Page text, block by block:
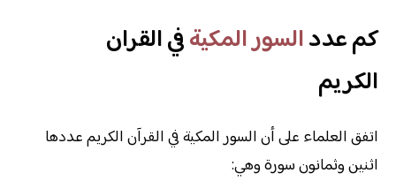
كم عددالسور المكيةفي القران
الكريم
اتفق العلماء على أن السور المكية في القرآن الكريم عددها
اثنين وثمانون سورة وهي: